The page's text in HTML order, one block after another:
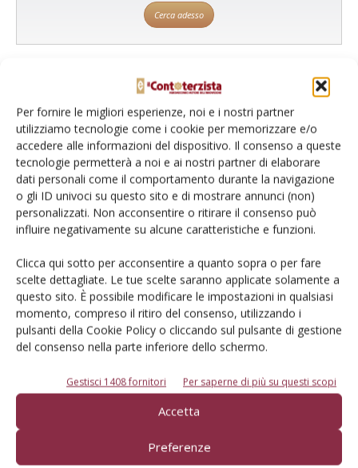
Per fornire le migliori esperienze, noi e i nostri partner
utilizziamo tecnologie come i cookie per memorizzare e/o
accedere alle informazioni del dispositivo. Il consenso a queste
tecnologie permetterà a noi e ai nostri partner di elaborare
dati personali come il comportamento durante la navigazione
o gli ID univoci su questo sito e di mostrare annunci (non)
personalizzati. Non acconsentire o ritirare il consenso può
influire negativamente su alcune caratteristiche e funzioni.
Clicca qui sotto per acconsentire a quanto sopra o per fare
scelte dettagliate. Le tue scelte saranno applicate solamente a
questo sito. È possibile modificare le impostazioni in qualsiasi
momento, compreso il ritiro del consenso, utilizzando i
pulsanti della Cookie Policy o cliccando sul pulsante di gestione
del consenso nella parte inferiore dello schermo.
Gestisci 1408 fornitori Per saperne di più su questi scopi
Accetta
Preferenze
Cerca adesso
L'Esperto risponde
I consigli di Terra e Vita agli agricoltori
Cerca adesso
Dalla stessa categoria
PROVATO DAGLI AGROMECCANICI 25 Maggio 2026
McCormick X8.631 VT-Drive
Verifica effettuata su una macchina con all’attivo 300 ore